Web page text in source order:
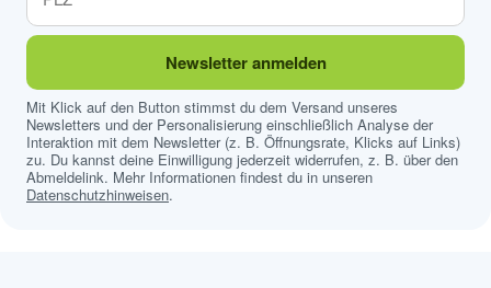
Newsletter anmelden
Mit Klick auf den Button stimmst du dem Versand unseres
Newsletters und der Personalisierung einschließlich Analyse der
Interaktion mit dem Newsletter (z. B. Öffnungsrate, Klicks auf Links)
zu. Du kannst deine Einwilligung jederzeit widerrufen, z. B. über den
Abmeldelink. Mehr Informationen findest du in unseren
Datenschutzhinweisen.